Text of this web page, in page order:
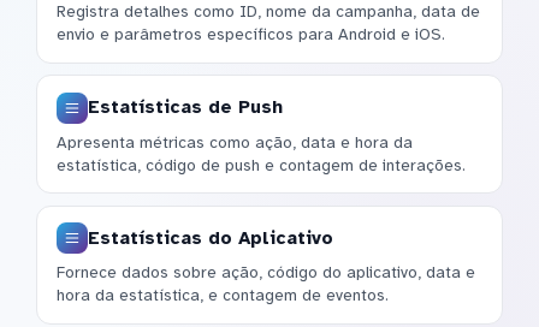
Registra detalhes como ID, nome da campanha, data de
envio e parâmetros específicos para Android e iOS.
Estatísticas de Push
Apresenta métricas como ação, data e hora da
estatística, código de push e contagem de interações.
Estatísticas do Aplicativo
Fornece dados sobre ação, código do aplicativo, data e
hora da estatística, e contagem de eventos.